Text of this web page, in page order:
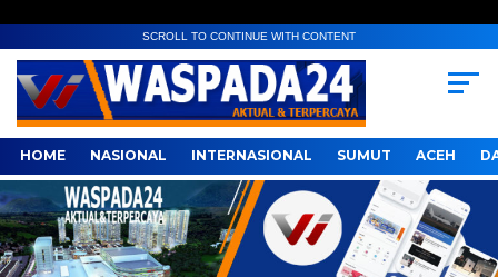
SCROLL TO CONTINUE WITH CONTENT
HOME NASIONAL INTERNASIONAL SUMUT ACEH